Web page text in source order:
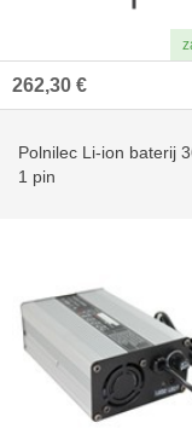
262,30 €
Polnilec Li-ion baterij
1 pin